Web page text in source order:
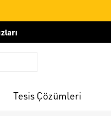
Tesis Çözümleri